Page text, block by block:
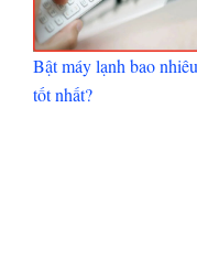
Bật máy lạnh bao
tốt nhất?